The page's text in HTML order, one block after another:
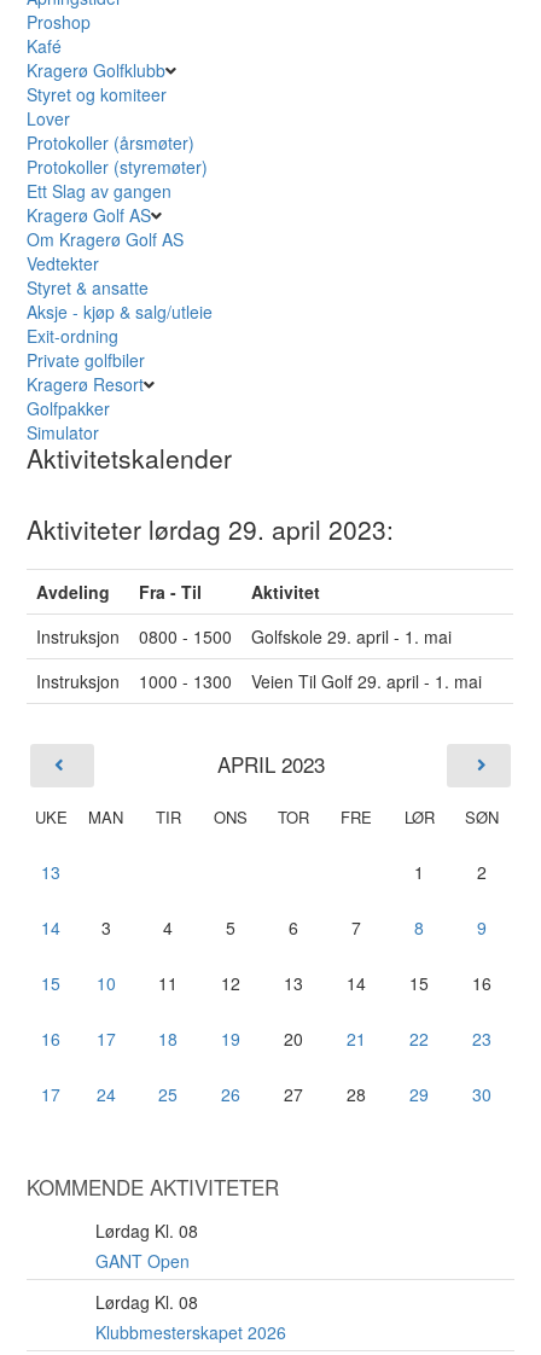
Proshop
Kafé
Kragerø Golfklubb
Styret og komiteer
Lover
Protokoller (årsmøter)
Protokoller (styremøter)
Ett Slag av gangen
Kragerø Golf AS
Om Kragerø Golf AS
Vedtekter
Styret & ansatte
Aksje - kjøp & salg/utleie
Exit-ordning
Private golfbiler
Kragerø Resort
Golfpakker
Simulator
Aktivitetskalender
Aktiviteter lørdag 29. april 2023:
Avdeling Fra - Til
Aktivitet
Instruksjon
0800 - 1500
Golfskole 29. april - 1. mai
Instruksjon
1000 - 1300 Veien Til Golf 29. april - 1. mai
APRIL 2023
UKE MAN TIR ONS TOR FRE LØR SØN
13 1 2
14 3 4 5 6 7 8 9
15 10 11 12 13 14 15 16
16 17 18 19 20 21 22 23
17 24 25 26 27 28 29 30
KOMMENDE AKTIVITETER
Lørdag Kl. 08
GANT Open
Lørdag Kl. 08
Klubbmesterskapet 2026